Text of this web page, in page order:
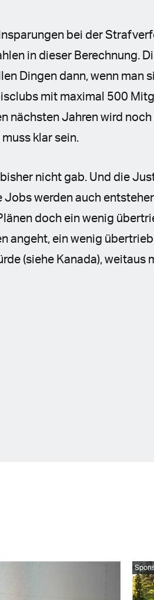
bei der
in dieser Berechnung.
Dingen dann, wenn man
mit maximal 500
nächsten Jahren wird noch
klar sein.
nicht gab. Und die
werden auch
doch ein wenig
angeht, ein wenig
(siehe Kanada), weitaus